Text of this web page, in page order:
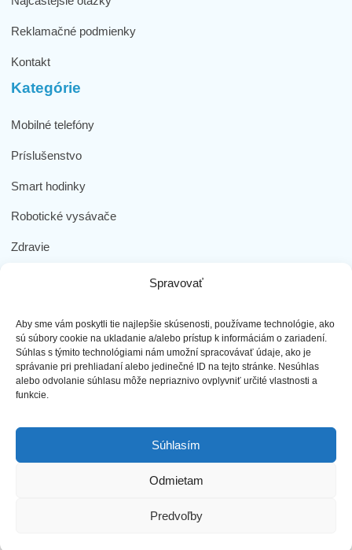
Spravovať
Aby sme vám poskytli tie najlepšie skúsenosti, používame technológie, ako
sú súbory cookie na ukladanie a/alebo prístup k informáciám o zariadení.
Súhlas s týmito technológiami nám umožní spracovávať údaje, ako je
správanie pri prehliadaní alebo jedinečné ID na tejto stránke. Nesúhlas
alebo odvolanie súhlasu môže nepriaznivo ovplyvniť určité vlastnosti a
funkcie.
Súhlasím
Odmietam
Predvoľby
Reklamačné podmienky
Kontakt
Kategórie
Mobilné telefóny
Príslušenstvo
Smart hodinky
Robotické vysávače
Zdravie
Dôležité odkazy
Obchodné podmienky
Ochrana osobných údajov
Doprava a platba
Reklamácia tovaru
najLEPŠIEmobily s.r.o. - Všetky práva vyhradené ©2023